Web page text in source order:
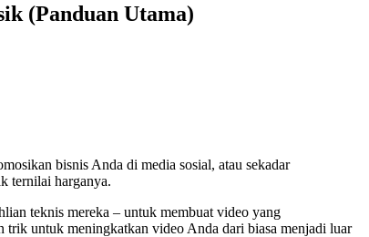
(Panduan Utama)
bisnis Anda di media sosial, atau sekadar
ternilai harganya.
teknis mereka – untuk membuat video yang
trik untuk meningkatkan video Anda dari biasa menjadi luar